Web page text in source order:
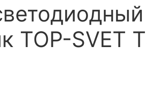
TOP-SVET